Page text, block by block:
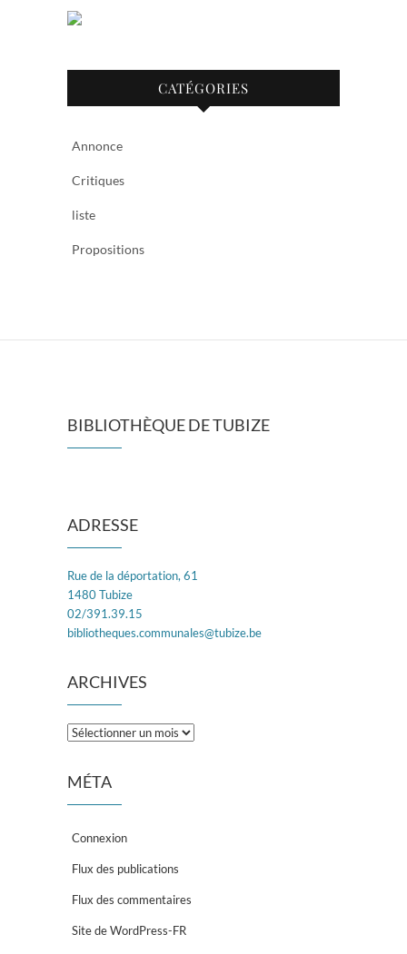
CATÉGORIES
Annonce
Critiques
liste
Propositions
BIBLIOTHÈQUE DE TUBIZE
ADRESSE
Rue de la déportation, 61
1480 Tubize
02/391.39.15
bibliotheques.communales@tubize.be
ARCHIVES
Archives
MÉTA
Connexion
Flux des publications
Flux des commentaires
Site de WordPress-FR